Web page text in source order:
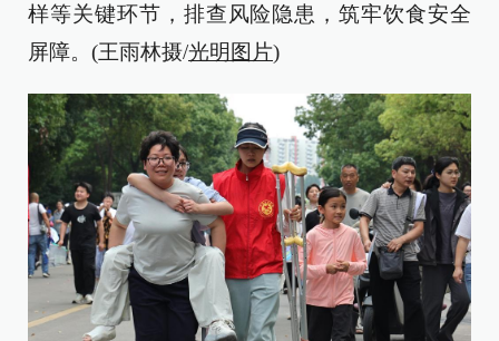
样等关键环节，排查风险隐患，筑牢饮食安全
屏障。(王雨林摄/光明图片)